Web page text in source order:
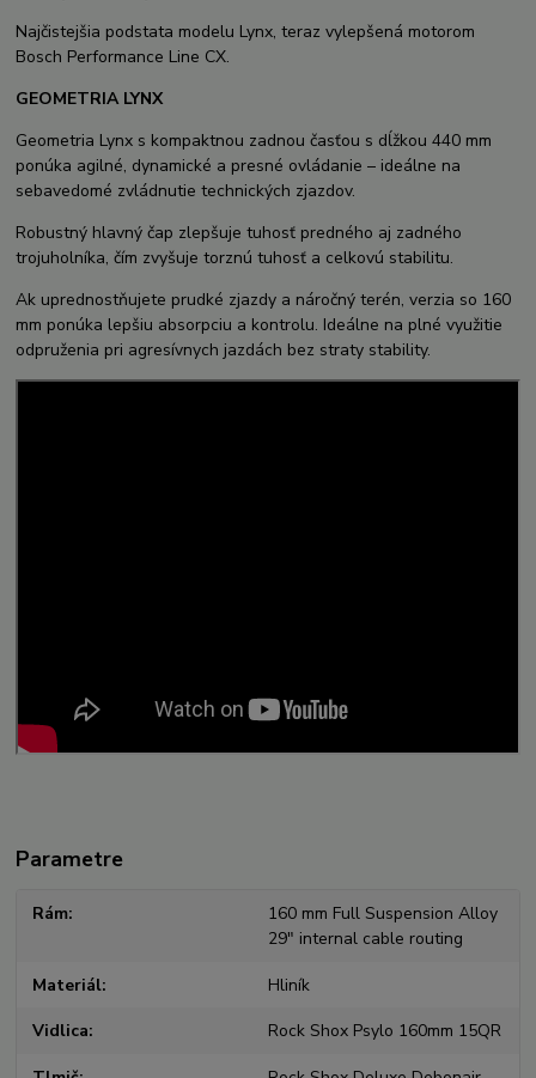
Najčistejšia podstata modelu Lynx, teraz vylepšená motorom
Bosch Performance Line CX.
GEOMETRIA LYNX
Geometria Lynx s kompaktnou zadnou časťou s dĺžkou 440 mm
ponúka agilné, dynamické a presné ovládanie – ideálne na
sebavedomé zvládnutie technických zjazdov.
Robustný hlavný čap zlepšuje tuhosť predného aj zadného
trojuholníka, čím zvyšuje torznú tuhosť a celkovú stabilitu.
Ak uprednostňujete prudké zjazdy a náročný terén, verzia so 160
mm ponúka lepšiu absorpciu a kontrolu. Ideálne na plné využitie
odpruženia pri agresívnych jazdách bez straty stability.
Parametre
Rám
160 mm Full Suspension Alloy
29" internal cable routing
Materiál Hliník
Vidlica Rock Shox Psylo 160mm 15QR